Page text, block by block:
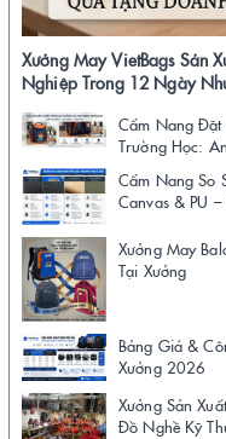
Xưởng May VietBags Sản
Nghiệp Trong 12 Ngày
Cẩm Nang
Trường Học:
Cẩm Nang So
Canvas & PU
Xưởng May
Tại Xưởng
Bảng Giá &
Xưởng 2026
Xưởng Sản
Đồ Nghề Kỹ